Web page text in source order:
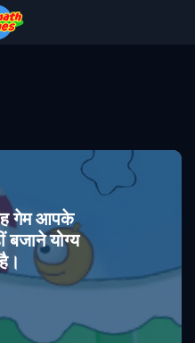
गेम आपके
बजाने योग्य